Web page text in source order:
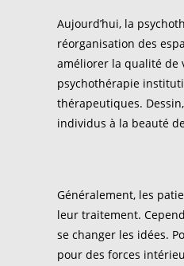
Aujourd’hui, la
réorganisation des
améliorer la qualité de
psychothérapie
thérapeutiques.
individus à la beauté
Généralement, les
leur traitement.
se changer les idées.
pour des forces